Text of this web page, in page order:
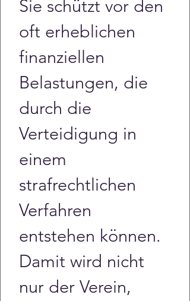
Sie schützt vor den
oft erheblichen
finanziellen
Belastungen, die
durch die
Verteidigung in
einem
strafrechtlichen
Verfahren
entstehen können.
Damit wird nicht
nur der Verein,